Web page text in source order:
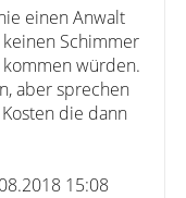
einen Anwalt
Schimmer
würden.
aber sprechen
die dann
15:08